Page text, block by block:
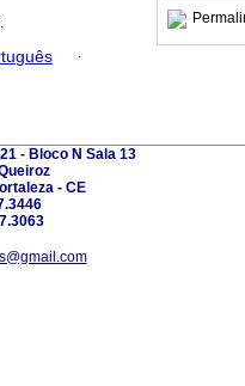
·
- Bloco N Sala 13
- CE